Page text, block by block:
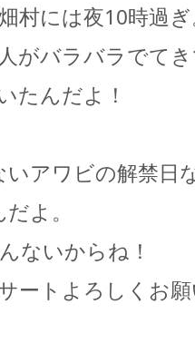
村には夜10時過
がバラバラでて
たんだよ！
アワビの解禁日
よ。
ないからね！
ートよろしくお